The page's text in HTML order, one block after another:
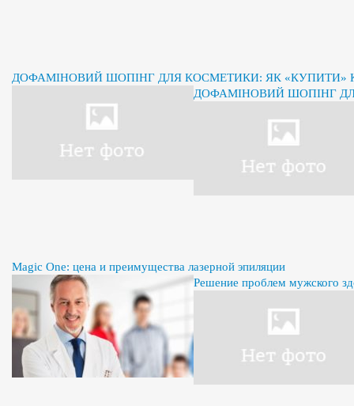
ДОФАМІНОВИЙ ШОПІНГ ДЛЯ КОСМЕТИКИ: ЯК «КУПИТИ»
ДОФАМІНОВИЙ ШОПІНГ
Magic One: цена и преимущества лазерной эпиляции
Решение проблем мужского